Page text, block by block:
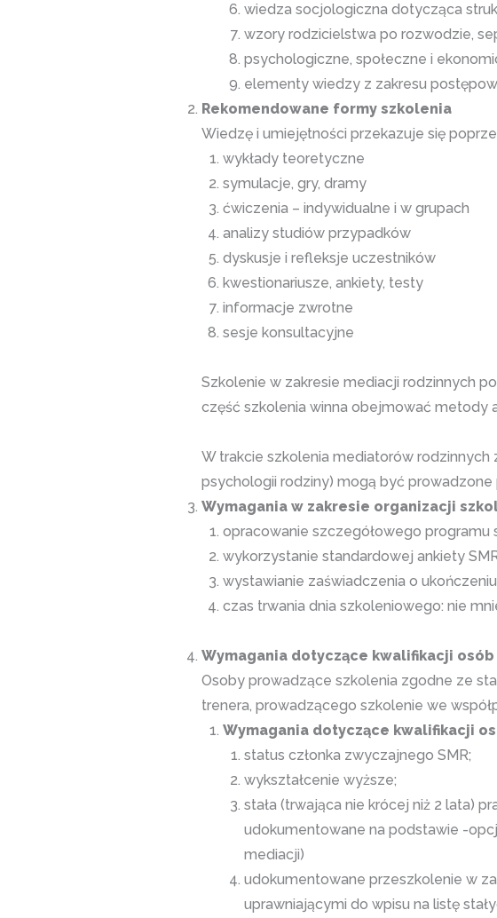
wiedza socjologiczna dotycząca
wzory rodzicielstwa po rozwodzie,
psychologiczne, społeczne i
elementy wiedzy z zakresu
Rekomendowane formy szkolenia
Wiedzę i umiejętności przekazuje się
wykłady teoretyczne
symulacje, gry, dramy
ćwiczenia – indywidualne i w grupach
analizy studiów przypadków
dyskusje i refleksje uczestników
kwestionariusze, ankiety, testy
informacje zwrotne
sesje konsultacyjne
Szkolenie w zakresie mediacji rodzinnych
część szkolenia winna obejmować metody
W trakcie szkolenia mediatorów
psychologii rodziny) mogą być
Wymagania w zakresie organizacji
opracowanie szczegółowego programu
wykorzystanie standardowej ankiety
wystawianie zaświadczenia o
czas trwania dnia szkoleniowego: nie
Wymagania dotyczące kwalifikacji
Osoby prowadzące szkolenia zgodne ze
trenera, prowadzącego szkolenie we
Wymagania dotyczące kwalifikacji
status członka zwyczajnego SMR;
wykształcenie wyższe;
stała (trwająca nie krócej niż 2 lata)
udokumentowane na podstawie -
mediacji)
udokumentowane przeszkolenie w
uprawniającymi do wpisu na listę